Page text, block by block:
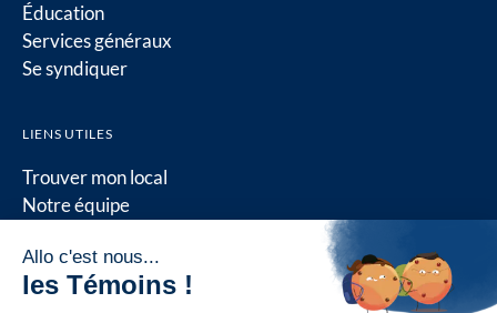
Éducation
Services généraux
Se syndiquer
LIENS UTILES
Trouver mon local
Notre équipe
Conseil québécois
Ressources